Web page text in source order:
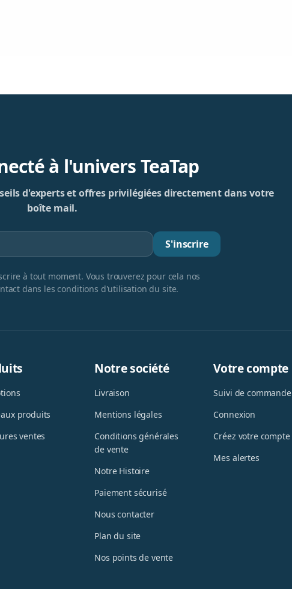
à l'univers TeaTap
d'experts et offres privilégiées directement dans votre
boîte mail.
S'inscrire
à tout moment. Vous trouverez pour cela nos
dans les conditions d'utilisation du site.
produits
ventes
Notre société
Livraison
Mentions légales
Conditions générales
de vente
Notre Histoire
Paiement sécurisé
Nous contacter
Plan du site
Nos points de vente
Votre compte
Suivi de commande
Connexion
Créez votre compte
Mes alertes